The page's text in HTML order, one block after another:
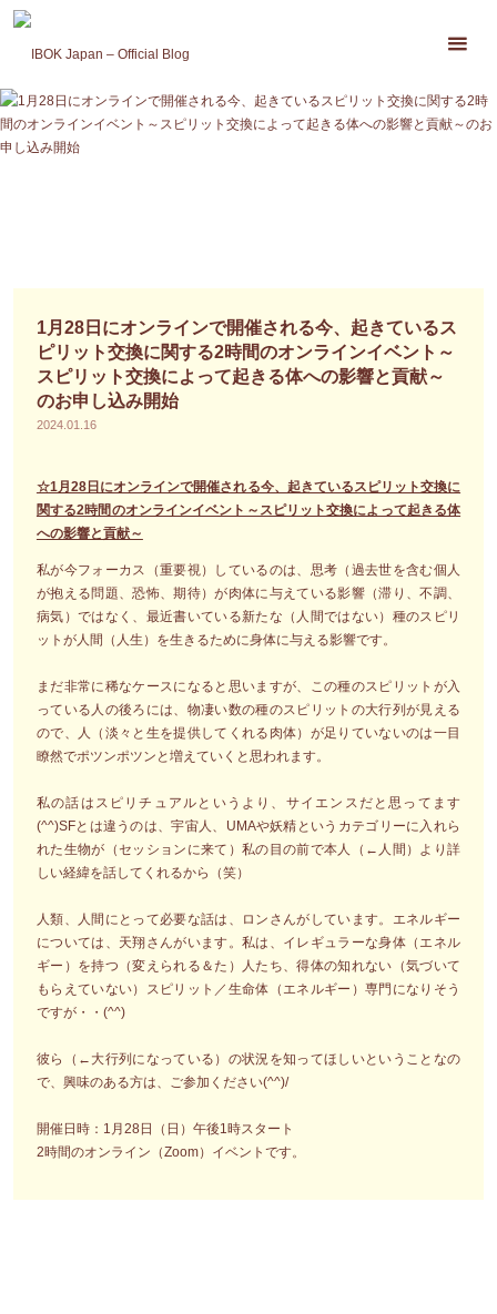
ツ
へ
ス
1月28日にオンラインで開催される今、起きているス
ピリット交換に関する2時間のオンラインイベント～
スピリット交換によって起きる体への影響と貢献～
のお申し込み開始
2024.01.16
☆1月28日にオンラインで開催される今、起きているスピリット交換に
関する2時間のオンラインイベント～スピリット交換によって起きる体
への影響と貢献～
私が今フォーカス（重要視）しているのは、思考（過去世を含む個人
が抱える問題、恐怖、期待）が肉体に与えている影響（滞り、不調、
病気）ではなく、最近書いている新たな（人間ではない）種のスピリ
ットが人間（人生）を生きるために身体に与える影響です。
まだ非常に稀なケースになると思いますが、この種のスピリットが入
っている人の後ろには、物凄い数の種のスピリットの大行列が見える
ので、人（淡々と生を提供してくれる肉体）が足りていないのは一目
瞭然でポツンポツンと増えていくと思われます。
私の話はスピリチュアルというより、サイエンスだと思ってます
(^^)SFとは違うのは、宇宙人、UMAや妖精というカテゴリーに入れら
れた生物が（セッションに来て）私の目の前で本人（←人間）より詳
しい経緯を話してくれるから（笑）
人類、人間にとって必要な話は、ロンさんがしています。エネルギー
については、天翔さんがいます。私は、イレギュラーな身体（エネル
ギー）を持つ（変えられる＆た）人たち、得体の知れない（気づいて
もらえていない）スピリット／生命体（エネルギー）専門になりそう
ですが・・(^^)
彼ら（←大行列になっている）の状況を知ってほしいということなの
で、興味のある方は、ご参加ください(^^)/
開催日時：1月28日（日）午後1時スタート
2時間のオンライン（Zoom）イベントです。